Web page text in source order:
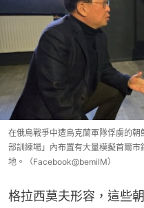
在俄烏戰爭中遭烏克蘭軍隊俘虜的
部訓練場」內布置有大量模擬首爾
地。（Facebook@bemilM）
格拉西莫夫形容，這些